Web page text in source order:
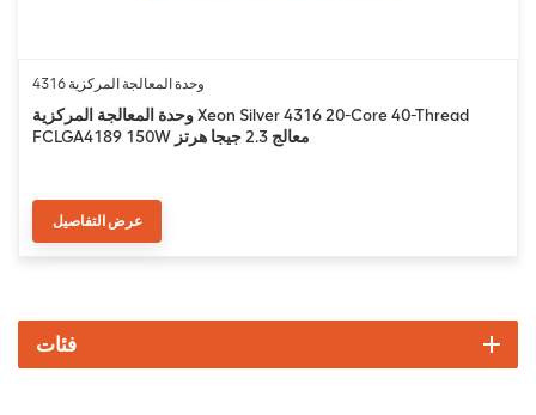
وحدة المعالجة المركزية 4316
وحدة المعالجة المركزية Xeon Silver 4316 20-Core 40-Thread
FCLGA4189 150W معالج 2.3 جيجا هرتز
عرض التفاصيل
فئات